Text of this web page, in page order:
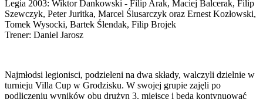
Legia 2003: Wiktor Dankowski - Filip Arak, Maciej Balcerak, Filip
Szewczyk, Peter Juritka, Marcel Ślusarczyk oraz Ernest Kozłowski,
Tomek Wysocki, Bartek Ślendak, Filip Brojek
Trener: Daniel Jarosz
Najmłodsi legionisci, podzieleni na dwa składy, walczyli dzielnie w
turnieju Villa Cup w Grodzisku. W swojej grupie zajęli po
podliczeniu wyników obu drużyn 3. miejsce i będą kontynuować